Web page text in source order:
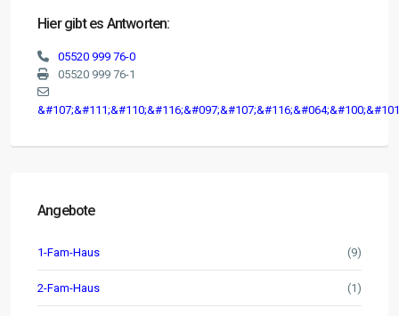
Hier gibt es Antworten:
05520 999 76-0
05520 999 76-1
Angebote
1-Fam-Haus (9)
2-Fam-Haus (1)